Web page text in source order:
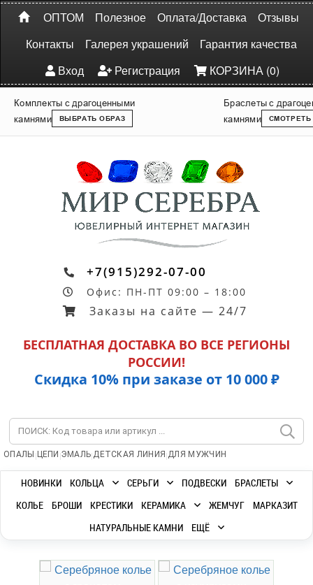
ОПТОМ Полезное Оплата/Доставка
Отзывы
Контакты
Галерея украшений
Гарантия качества
Вход
Регистрация КОРЗИНА (0)
Комплекты с драгоценными
камнями
ВЫБРАТЬ ОБРАЗ
Браслеты с
камнями
СМОТРЕТЬ
+7(915)292-07-00
Офис: ПН-ПТ 09:00 – 18:00
Заказы на сайте — 24/7
БЕСПЛАТНАЯ ДОСТАВКА ВО ВСЕ РЕГИОНЫ
РОССИИ!
Скидка 10% при заказе от 10 000 ₽
ОПАЛЫ | ЦЕПИ |ЭМАЛЬ|ДЕТСКАЯ ЛИНИЯ |ДЛЯ МУЖЧИН
НОВИНКИ КОЛЬЦА СЕРЬГИ ПОДВЕСКИ
БРАСЛЕТЫ
КОЛЬЕ
БРОШИ КРЕСТИКИ КЕРАМИКА ЖЕМЧУГ
МАРКАЗИТ
НАТУРАЛЬНЫЕ КАМНИ
ЕЩЁ